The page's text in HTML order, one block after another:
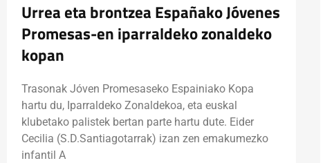
Urrea eta brontzea Españako Jóvenes
Promesas-en iparraldeko zonaldeko
kopan
Trasonak Jóven Promesaseko Espainiako Kopa
hartu du, Iparraldeko Zonaldekoa, eta euskal
klubetako palistek bertan parte hartu dute. Eider
Cecilia (S.D.Santiagotarrak) izan zen emakumezko
infantil A